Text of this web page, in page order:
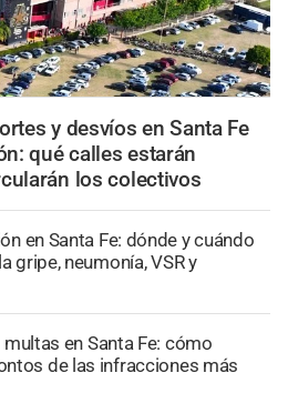
y desvíos en Santa Fe
qué calles estarán
los colectivos
en Santa Fe: dónde y cuándo
gripe, neumonía, VSR y
multas en Santa Fe: cómo
de las infracciones más